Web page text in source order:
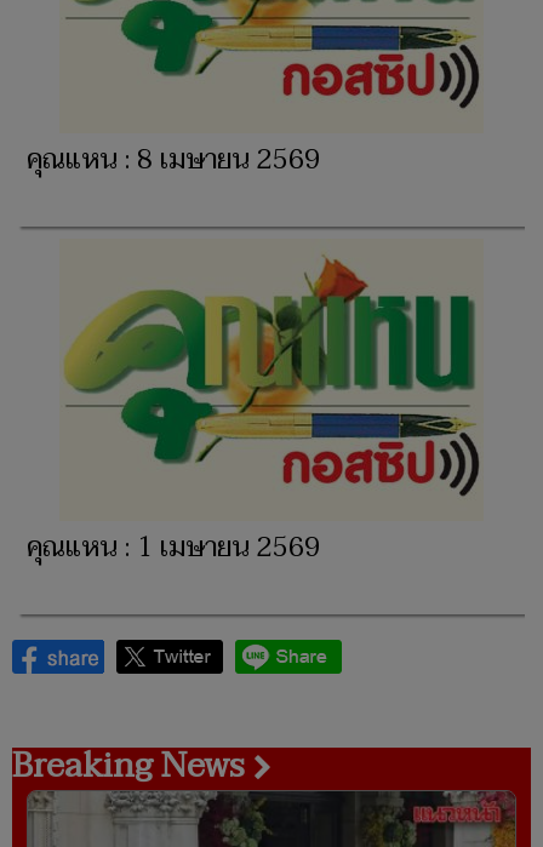
คุณแหน : 8 เมษายน 2569
คุณแหน : 1 เมษายน 2569
Breaking News